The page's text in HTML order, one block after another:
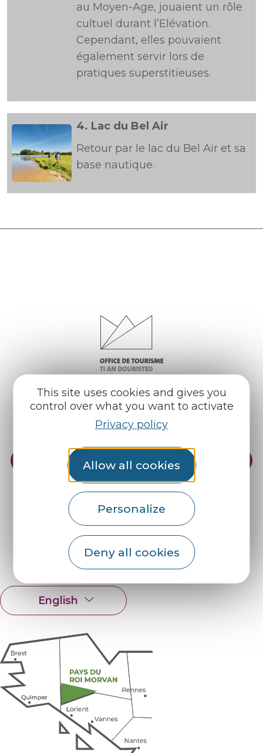
This site uses cookies and gives you
control over what you want to activate
Privacy policy
Allow all cookies
Personalize
Deny all cookies
au Moyen-Age, jouaient un rôle
cultuel durant l’Elévation.
Cependant, elles pouvaient
également servir lors de
pratiques superstitieuses.
4. Lac du Bel Air
Retour par le lac du Bel Air et sa
base nautique.
Practical info
Our reception areas
Our brochures
Weather
Find us on :
Espace pro Partners
English
Français